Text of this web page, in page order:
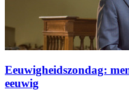
Eeuwigheidszondag:
eeuwig